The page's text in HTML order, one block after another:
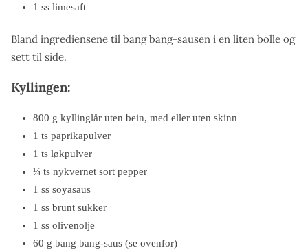
1 ss limesaft
Bland ingrediensene til bang bang-sausen i en liten bolle og
sett til side.
Kyllingen:
800 g kyllinglår uten bein, med eller uten skinn
1 ts paprikapulver
1 ts løkpulver
¼ ts nykvernet sort pepper
1 ss soyasaus
1 ss brunt sukker
1 ss olivenolje
60 g bang bang-saus (se ovenfor)